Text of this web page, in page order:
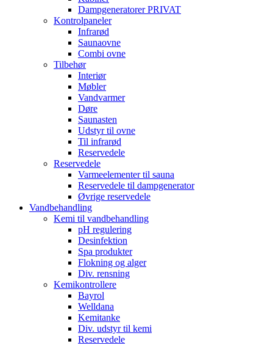
Dampgeneratorer PRIVAT
Kontrolpaneler
Infrarød
Saunaovne
Combi ovne
Tilbehør
Interiør
Møbler
Vandvarmer
Døre
Saunasten
Udstyr til ovne
Til infrarød
Reservedele
Reservedele
Varmeelementer til sauna
Reservedele til dampgenerator
Øvrige reservedele
Vandbehandling
Kemi til vandbehandling
pH regulering
Desinfektion
Spa produkter
Flokning og alger
Div. rensning
Kemikontrollere
Bayrol
Welldana
Kemitanke
Div. udstyr til kemi
Reservedele